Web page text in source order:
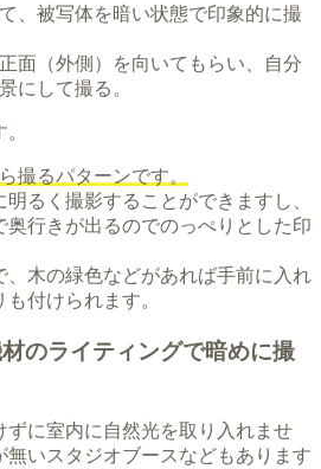
、被写体を暗い状態で印象的に撮
面（外側）を向いてもらい、自分
にして撮る。
撮るパターンです。
るく撮影することができますし、
行きが出るのでのっぺりとした印
、木の緑色などがあれば手前に入れ
付けられます。
のライティングで暗めに撮
ずに室内に自然光を取り入れませ
無いスタジオブースなどもあります